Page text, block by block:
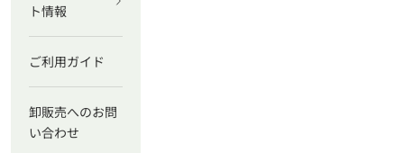
ト情報
ご利用ガイド
卸販売へのお問
い合わせ